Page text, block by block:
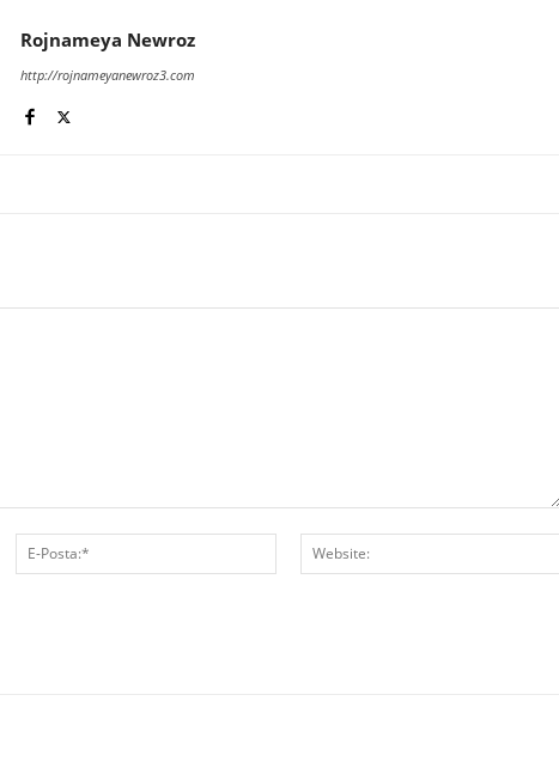
Rojnameya Newroz
http://rojnameyanewroz3.com
İsim:*
Posta:*